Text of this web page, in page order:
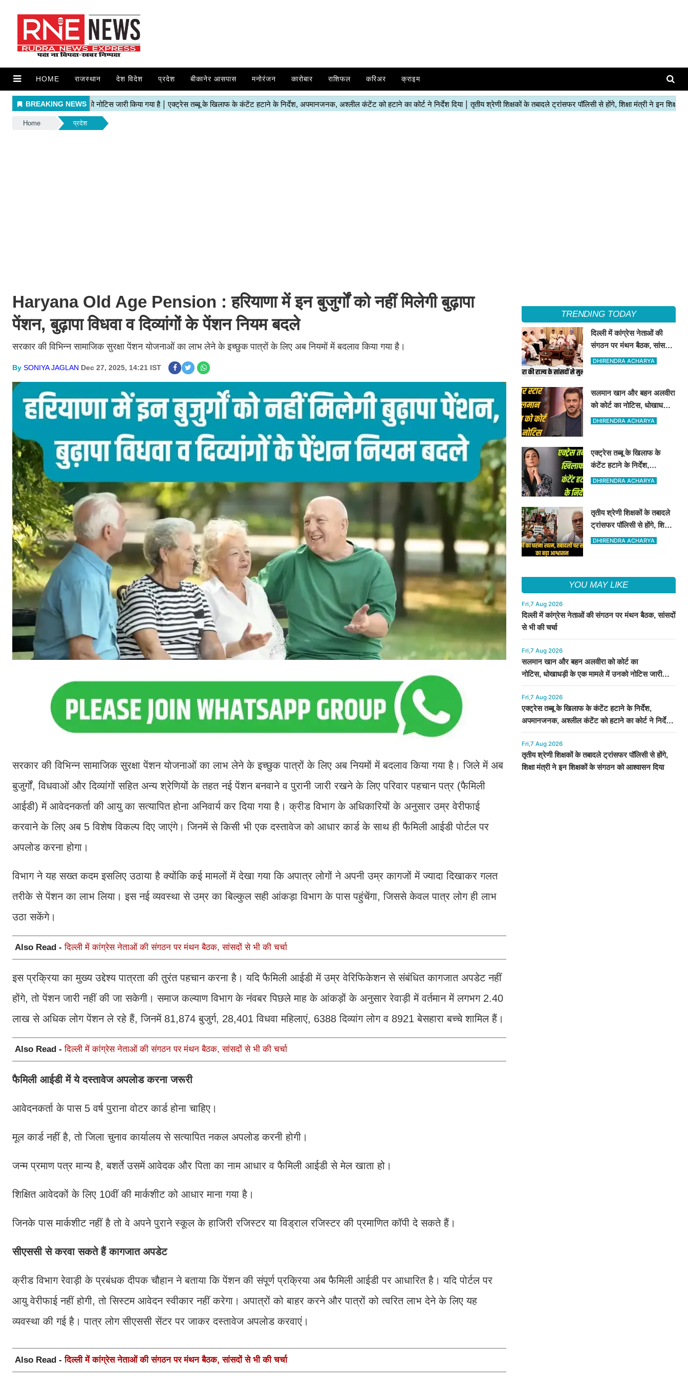
HOME राजस्थान देश विदेश प्रदेश बीकानेर आसपास मनोरंजन कारोबार राशिफल करिअर क्राइम
Home प्रदेश
Haryana Old Age Pension : हरियाणा में इन बुजुर्गों को नहीं मिलेगी बुढ़ापा
पेंशन, बुढ़ापा विधवा व दिव्यांगों के पेंशन नियम बदले
सरकार की विभिन्न सामाजिक सुरक्षा पेंशन योजनाओं का लाभ लेने के इच्छुक पात्रों के लिए अब नियमों में बदलाव किया गया है।
By SONIYA JAGLAN Dec 27, 2025, 14:21 IST
सरकार की विभिन्न सामाजिक सुरक्षा पेंशन योजनाओं का लाभ लेने के इच्छुक पात्रों के लिए अब नियमों में बदलाव किया गया है। जिले में अब
बुजुर्गों, विधवाओं और दिव्यांगों सहित अन्य श्रेणियों के तहत नई पेंशन बनवाने व पुरानी जारी रखने के लिए परिवार पहचान पत्र (फैमिली
आईडी) में आवेदनकर्ता की आयु का सत्यापित होना अनिवार्य कर दिया गया है। क्रीड विभाग के अधिकारियों के अनुसार उम्र वेरीफाई
करवाने के लिए अब 5 विशेष विकल्प दिए जाएंगे। जिनमें से किसी भी एक दस्तावेज को आधार कार्ड के साथ ही फैमिली आईडी पोर्टल पर
अपलोड करना होगा।
विभाग ने यह सख्त कदम इसलिए उठाया है क्योंकि कई मामलों में देखा गया कि अपात्र लोगों ने अपनी उम्र कागजों में ज्यादा दिखाकर गलत
तरीके से पेंशन का लाभ लिया। इस नई व्यवस्था से उम्र का बिल्कुल सही आंकड़ा विभाग के पास पहुंचेंगा, जिससे केवल पात्र लोग ही लाभ
उठा सकेंगे।
Also Read -दिल्ली में कांग्रेस नेताओं की संगठन पर मंथन बैठक, सांसदों से भी की चर्चा
इस प्रक्रिया का मुख्य उद्देश्य पात्रता की तुरंत पहचान करना है। यदि फैमिली आईडी में उम्र वेरिफिकेशन से संबंधित कागजात अपडेट नहीं
होंगे, तो पेंशन जारी नहीं की जा सकेगी। समाज कल्याण विभाग के नंवबर पिछले माह के आंकड़ों के अनुसार रेवाड़ी में वर्तमान में लगभग 2.40
लाख से अधिक लोग पेंशन ले रहे हैं, जिनमें 81,874 बुजुर्ग, 28,401 विधवा महिलाएं, 6388 दिव्यांग लोग व 8921 बेसहारा बच्चे शामिल हैं।
Also Read -दिल्ली में कांग्रेस नेताओं की संगठन पर मंथन बैठक, सांसदों से भी की चर्चा
फैमिली आईडी में ये दस्तावेज अपलोड करना जरूरी
आवेदनकर्ता के पास 5 वर्ष पुराना वोटर कार्ड होना चाहिए।
मूल कार्ड नहीं है, तो जिला चुनाव कार्यालय से सत्यापित नकल अपलोड करनी होगी।
जन्म प्रमाण पत्र मान्य है, बशर्ते उसमें आवेदक और पिता का नाम आधार व फैमिली आईडी से मेल खाता हो।
शिक्षित आवेदकों के लिए 10वीं की मार्कशीट को आधार माना गया है।
जिनके पास मार्कशीट नहीं है तो वे अपने पुराने स्कूल के हाजिरी रजिस्टर या विड्राल रजिस्टर की प्रमाणित कॉपी दे सकते हैं।
सीएससी से करवा सकते हैं कागजात अपडेट
क्रीड विभाग रेवाड़ी के प्रबंधक दीपक चौहान ने बताया कि पेंशन की संपूर्ण प्रक्रिया अब फैमिली आईडी पर आधारित है। यदि पोर्टल पर
आयु वेरीफाई नहीं होगी, तो सिस्टम आवेदन स्वीकार नहीं करेगा। अपात्रों को बाहर करने और पात्रों को त्वरित लाभ देने के लिए यह
व्यवस्था की गई है। पात्र लोग सीएससी सेंटर पर जाकर दस्तावेज अपलोड करवाएं।
Also Read -दिल्ली में कांग्रेस नेताओं की संगठन पर मंथन बैठक, सांसदों से भी की चर्चा
TRENDING TODAY
दिल्ली में कांग्रेस नेताओं की
संगठन पर मंथन बैठक, सांसदों
से भी की चर्चा
DHIRENDRA ACHARYA
सलमान खान और बहन अलवीरा
को कोर्ट का नोटिस, धोखाधड़ी
के एक मामले में उनको नोटिस
DHIRENDRA ACHARYA
एक्ट्रेस तब्बू के खिलाफ के
कंटेंट हटाने के निर्देश,
अपमानजनक, अश्लील कंटेंट
DHIRENDRA ACHARYA
तृतीय श्रेणी शिक्षकों के तबादले
ट्रांसफर पॉलिसी से होंगे, शिक्षा
मंत्री ने इन शिक्षकों के संगठन
DHIRENDRA ACHARYA
YOU MAY LIKE
Fri,7 Aug 2026
दिल्ली में कांग्रेस नेताओं की संगठन पर मंथन बैठक, सांसदों
से भी की चर्चा
Fri,7 Aug 2026
सलमान खान और बहन अलवीरा को कोर्ट का
नोटिस, धोखाधड़ी के एक मामले में उनको नोटिस जारी
किया गया है
Fri,7 Aug 2026
एक्ट्रेस तब्बू के खिलाफ के कंटेंट हटाने के निर्देश,
अपमानजनक, अश्लील कंटेंट को हटाने का कोर्ट ने निर्देश
दिया
Fri,7 Aug 2026
तृतीय श्रेणी शिक्षकों के तबादले ट्रांसफर पॉलिसी से होंगे,
शिक्षा मंत्री ने इन शिक्षकों के संगठन को आश्वासन दिया